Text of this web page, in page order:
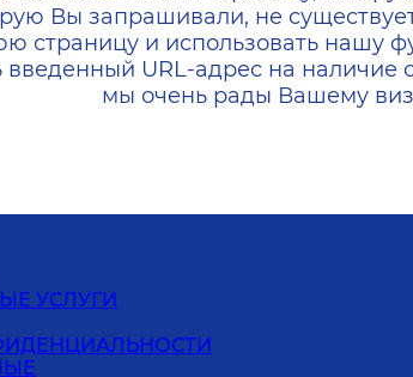
Вы запрашивали, не
страницу и использовать нашу
введенный URL-адрес на наличие
мы очень рады Вашему
УСЛУГИ